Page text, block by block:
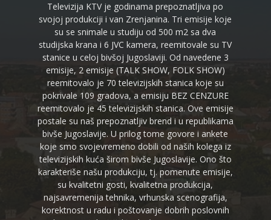
Televizija KTV je godinama prepoznatljiva po
svojoj produkciji i van Zrenjanina. Tri emisije koje
su se snimale u studiju od 500 m2 sa dva
studijska krana i 6 JVC kamera, reemitovale su TV
stanice u celoj bivšoj Jugoslaviji. Od navedene 3
emisije, 2 emisije (TALK SHOW, FOLK SHOW)
reemitovalo je 70 televizijskih stanica koje su
pokrivale 109 gradova, a emisiju BEZ CENZURE
reemitovalo je 45 televizijskih stanica. Ove emisije
postale su naš prepoznatljiv brend i u republikama
bivše Jugoslavije. U prilog tome govore i ankete
koje smo svojevremeno dobili od naših kolega iz
televizijskih kuća širom bivše Jugoslavije. Ono što
karakteriše našu produkciju, tj. pomenute emisije,
su kvalitetni gosti, kvalitetna produkcija,
najsavremenija tehnika, vrhunska scenografija,
korektnost u radu i poštovanje dobrih poslovnih